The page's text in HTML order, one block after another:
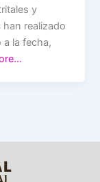
y
realizado
a la fecha,